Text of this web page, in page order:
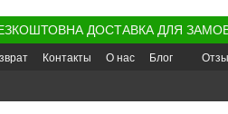
ДОСТАВКА ДЛЯ
Контакты О нас Блог